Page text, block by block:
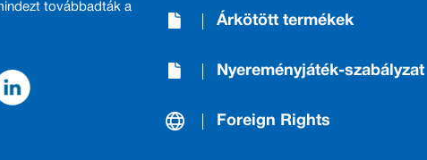
továbbadták a
Árkötött termékek
Nyereményjáték-szabályzat
Foreign Rights